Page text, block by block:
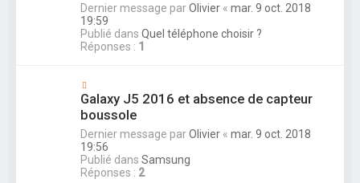
Dernier message parOlivier « mar. 9 oct. 2018
19:59
Publié dans Quel téléphone choisir ?
Réponses : 1
Galaxy J5 2016 et absence de capteur
boussole
Dernier message parOlivier « mar. 9 oct. 2018
19:56
Publié dans Samsung
Réponses : 2